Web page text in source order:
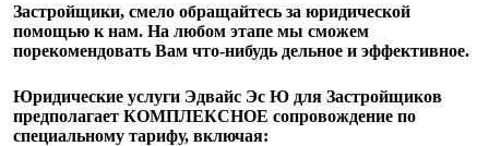
Застройщики, смело обращайтесь за юридической
помощью к нам. На любом этапе мы сможем
порекомендовать Вам что-нибудь дельное и эффективное.
Юридические услуги Эдвайс Эс Ю для Застройщиков
предполагает КОМПЛЕКСНОЕ сопровождение по
специальному тарифу, включая: